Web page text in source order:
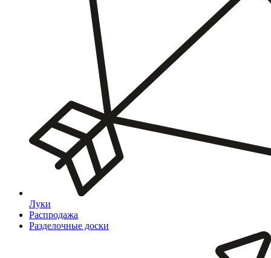
Луки
Распродажа
Разделочные доски